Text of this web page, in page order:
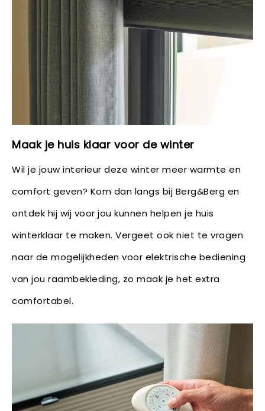
Maak je huis klaar voor de winter
Wil je jouw interieur deze winter meer warmte en
comfort geven? Kom dan langs bij Berg&Berg en
ontdek hij wij voor jou kunnen helpen je huis
winterklaar te maken. Vergeet ook niet te vragen
naar de mogelijkheden voor elektrische bediening
van jou raambekleding, zo maak je het extra
comfortabel.